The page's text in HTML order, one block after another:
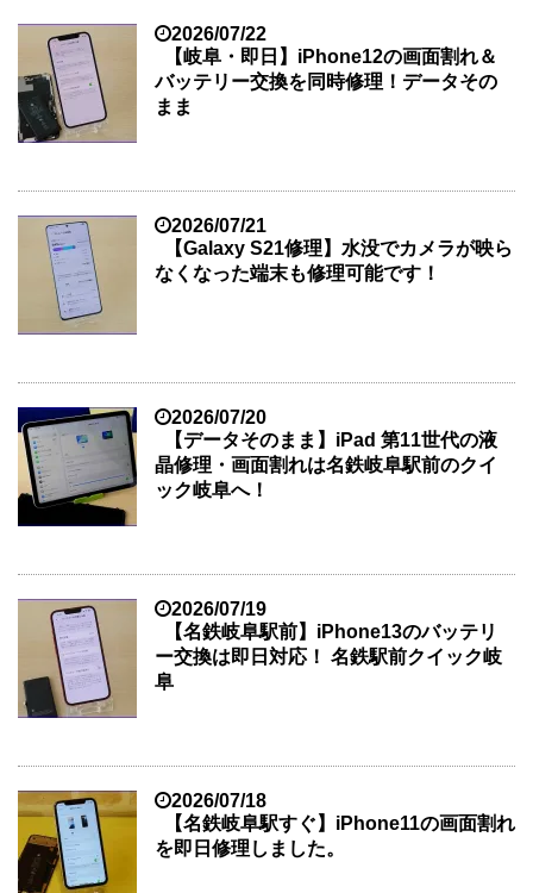
2026/07/22
【岐阜・即日】iPhone12の画面割れ＆
バッテリー交換を同時修理！データその
まま
2026/07/21
【Galaxy S21修理】水没でカメラが映ら
なくなった端末も修理可能です！
2026/07/20
【データそのまま】iPad 第11世代の液
晶修理・画面割れは名鉄岐阜駅前のクイ
ック岐阜へ！
2026/07/19
【名鉄岐阜駅前】iPhone13のバッテリ
ー交換は即日対応！ 名鉄駅前クイック岐
阜
2026/07/18
【名鉄岐阜駅すぐ】iPhone11の画面割れ
を即日修理しました。